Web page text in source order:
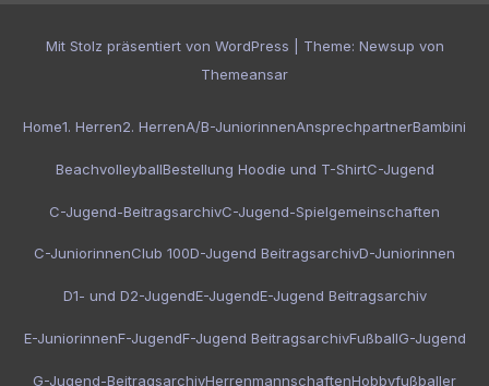
Mit Stolz präsentiert von WordPress Theme: Newsup von
Themeansar
Home1. Herren2. HerrenA/B-JuniorinnenAnsprechpartnerBambini
BeachvolleyballBestellung Hoodie und T-ShirtC-Jugend
C-Jugend-BeitragsarchivC-Jugend-Spielgemeinschaften
C-JuniorinnenClub 100D-Jugend BeitragsarchivD-Juniorinnen
D1- und D2-JugendE-JugendE-Jugend Beitragsarchiv
E-JuniorinnenF-JugendF-Jugend BeitragsarchivFußballG-Jugend
G-Jugend-BeitragsarchivHerrenmannschaftenHobbyfußballer